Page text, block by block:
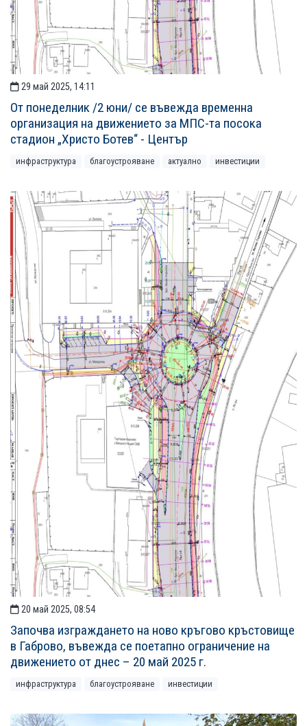
29 май 2025, 14:11
От понеделник /2 юни/ се въвежда временна
организация на движението за МПС-та посока
стадион „Христо Ботев“ - Център
инфраструктура благоустрояване актуално инвестиции
20 май 2025, 08:54
Започва изграждането на ново кръгово кръстовище
в Габрово, въвежда се поетапно ограничение на
движението от днес – 20 май 2025 г.
инфраструктура благоустрояване инвестиции